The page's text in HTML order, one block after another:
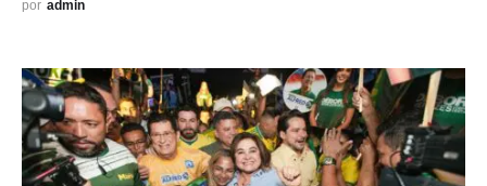
por admin